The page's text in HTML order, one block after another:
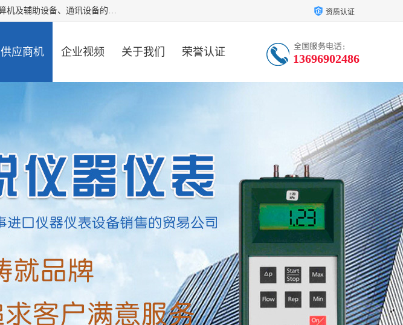
厦门欣锐仪器仪表有限公司成立于2006年，位于厦门市湖里区。公司主营五金产品、电气设备、计算机及辅助设备、通讯设备的批发与零售，同时涉及乐器、照相器材等文化用品的销售。此外，公司还提供通用设备、电气设备、仪器仪表的修理服务，以及信息系统集成、信息技术咨询、数据处理和存储等技术支持。公司致力于为客户提供全面的产品和服务，满足多样化的市场需求。 资质认证
供应商机 企业视频 关于我们 荣誉认证 13696902486